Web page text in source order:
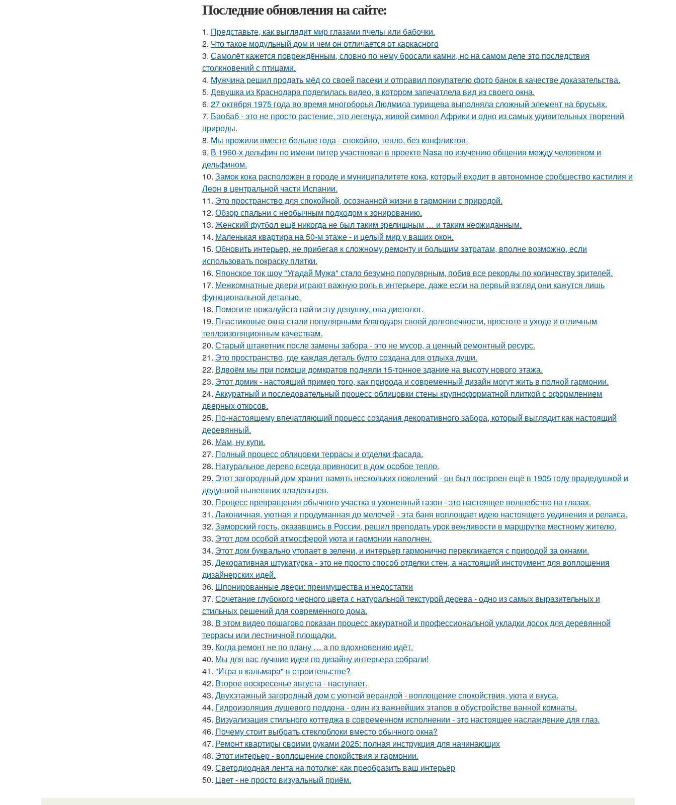
Последние обновления на сайте:
1. Представьте, как выглядит мир глазами пчелы или бабочки.
2. Что такое модульный дом и чем он отличается от каркасного
3. Самолёт кажется повреждённым, словно по нему бросали камни, но на самом деле это последствия
столкновений с птицами.
4. Мужчина решил продать мёд со своей пасеки и отправил покупателю фото банок в качестве доказательства.
5. Девушка из Краснодара поделилась видео, в котором запечатлела вид из своего окна.
6. 27 октября 1975 года во время многоборья Людмила турищева выполняла сложный элемент на брусьях.
7. Баобаб - это не просто растение, это легенда, живой символ Африки и одно из самых удивительных творений
природы.
8. Мы прожили вместе больше года - спокойно, тепло, без конфликтов.
9. В 1960-х дельфин по имени питер участвовал в проекте Nasa по изучению общения между человеком и
дельфином.
10. Замок кока расположен в городе и муниципалитете кока, который входит в автономное сообщество кастилия и
Леон в центральной части Испании.
11. Это пространство для спокойной, осознанной жизни в гармонии с природой.
12. Обзор спальни с необычным подходом к зонированию.
13. Женский футбол ещё никогда не был таким зрелищным … и таким неожиданным.
14. Маленькая квартира на 50-м этаже - и целый мир у ваших окон.
15. Обновить интерьер, не прибегая к сложному ремонту и большим затратам, вполне возможно, если
использовать покраску плитки.
16. Японское ток шоу "Угaдaй Мужa" стaло безумно популярным, побив все рекорды по количеству зрителей.
17. Межкомнатные двери играют важную роль в интерьере, даже если на первый взгляд они кажутся лишь
функциональной деталью.
18. Помогите пожалуйста найти эту девушку, она диетолог.
19. Пластиковые окна стали популярными благодаря своей долговечности, простоте в уходе и отличным
теплоизоляционным качествам.
20. Старый штакетник после замены забора - это не мусор, а ценный ремонтный ресурс.
21. Это пространство, где каждая деталь будто создана для отдыха души.
22. Вдвоём мы при помощи домкратов подняли 15-тонное здание на высоту нового этажа.
23. Этот домик - настоящий пример того, как природа и современный дизайн могут жить в полной гармонии.
24. Аккуратный и последовательный процесс облицовки стены крупноформатной плиткой с оформлением
дверных откосов.
25. По-настоящему впечатляющий процесс создания декоративного забора, который выглядит как настоящий
деревянный.
26. Мам, ну купи.
27. Полный процесс облицовки террасы и отделки фасада.
28. Натуральное дерево всегда привносит в дом особое тепло.
29. Этот загородный дом хранит память нескольких поколений - он был построен ещё в 1905 году прадедушкой и
дедушкой нынешних владельцев.
30. Процесс превращения обычного участка в ухоженный газон - это настоящее волшебство на глазах.
31. Лаконичная, уютная и продуманная до мелочей - эта баня воплощает идею настоящего уединения и релакса.
32. Заморский гость, оказавшись в России, решил преподать урок вежливости в маршрутке местному жителю.
33. Этот дом особой атмосферой уюта и гармонии наполнен.
34. Этот дом буквально утопает в зелени, и интерьер гармонично перекликается с природой за окнами.
35. Декоративная штукатурка - это не просто способ отделки стен, а настоящий инструмент для воплощения
дизайнерских идей.
36. Шпонированные двери: преимущества и недостатки
37. Сочетание глубокого черного цвета с натуральной текстурой дерева - одно из самых выразительных и
стильных решений для современного дома.
38. В этом видео пошагово показан процесс аккуратной и профессиональной укладки досок для деревянной
террасы или лестничной площадки.
39. Когда ремонт не по плану … а по вдохновению идёт.
40. Мы для вас лучшие идеи по дизайну интерьера собрали!
41. "Игра в кальмара" в строительстве?
42. Второе воскресенье августа - наступает.
43. Двухэтажный загородный дом с уютной верандой - воплощение спокойствия, уюта и вкуса.
44. Гидроизоляция душевого поддона - один из важнейших этапов в обустройстве ванной комнаты.
45. Визуализация стильного коттеджа в современном исполнении - это настоящее наслаждение для глаз.
46. Почему стоит выбрать стеклоблоки вместо обычного окна?
47. Ремонт квартиры своими руками 2025: полная инструкция для начинающих
48. Этот интерьер - воплощение спокойствия и гармонии.
49. Светодиодная лента на потолке: как преобразить ваш интерьер
50. Цвет - не просто визуальный приём.